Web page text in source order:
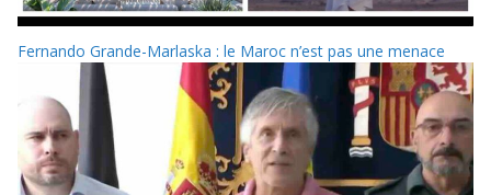
Fernando Grande-Marlaska : le Maroc n’est pas une menace